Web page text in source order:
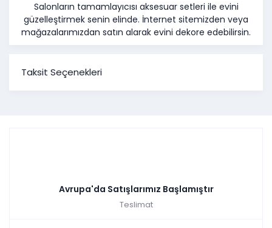
Salonların tamamlayıcısı aksesuar setleri ile evini
güzelleştirmek senin elinde. İnternet sitemizden veya
mağazalarımızdan satın alarak evini dekore edebilirsin.
Taksit Seçenekleri
Avrupa'da Satışlarımız Başlamıştır
Teslimat